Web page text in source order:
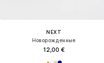
NEXT
Новорожденные
12,00 €